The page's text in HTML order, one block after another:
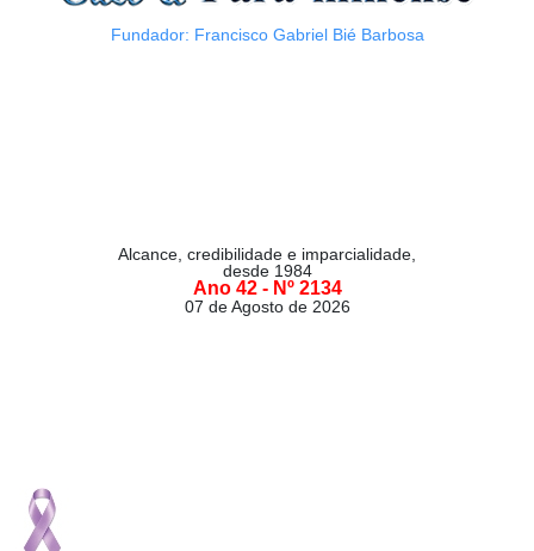
Fundador: Francisco Gabriel Bié Barbosa
Alcance, credibilidade e imparcialidade,
desde 1984
Ano 42 - Nº 2134
07 de Agosto de 2026